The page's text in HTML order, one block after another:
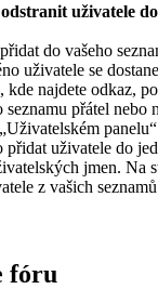
uživatele
do vašeho
uživatele se
kde najdete odkaz,
přátel nebo
přidat uživatele do
jmen. Na
z vašich
fóru